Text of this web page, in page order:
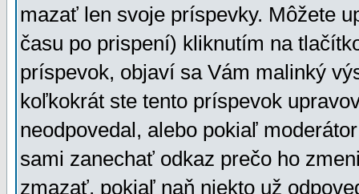
mazať len svoje príspevky. Môžete
času po prispení) kliknutím na
príspevok, objaví sa Vám malinký
koľkokrát ste tento príspevok
neodpovedal, alebo pokiaľ
sami zanechať odkaz prečo ho
zmazať, pokiaľ naň niekto už